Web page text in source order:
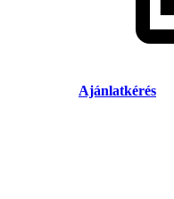
Ajánlatkérés